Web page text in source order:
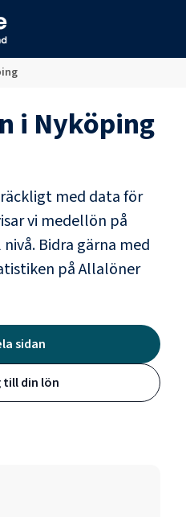
i Nyköping
med data för
vi medellön på
Bidra gärna med
på Allalöner
sidan
till din lön